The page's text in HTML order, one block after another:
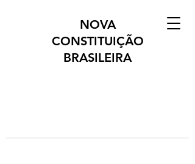
NOVA
CONSTITUIÇÃO
BRASILEIRA